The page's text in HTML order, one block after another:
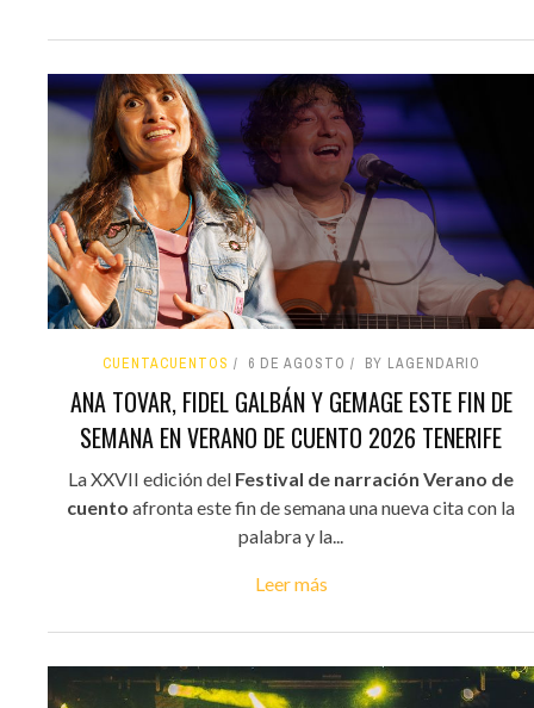
CUENTACUENTOS 6 DE AGOSTO BY LAGENDARIO
ANA TOVAR, FIDEL GALBÁN Y GEMAGE ESTE FIN DE
SEMANA EN VERANO DE CUENTO 2026 TENERIFE
La XXVII edición del Festival de narración Verano de
cuento afronta este fin de semana una nueva cita con la
palabra y la...
Leer más